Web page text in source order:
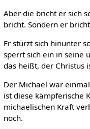
Aber die bricht er sich
bricht. Sondern er
Er stürzt sich hinunter
sperrt sich ein in seine
das heißt, der Christus
Der Michael war
ist diese kämpferische
michaelischen Kraft
noch.